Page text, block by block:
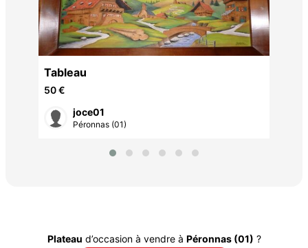
Tableau
50 €
joce01
Péronnas (01)
Plateau d’occasion à vendre à Péronnas (01) ?